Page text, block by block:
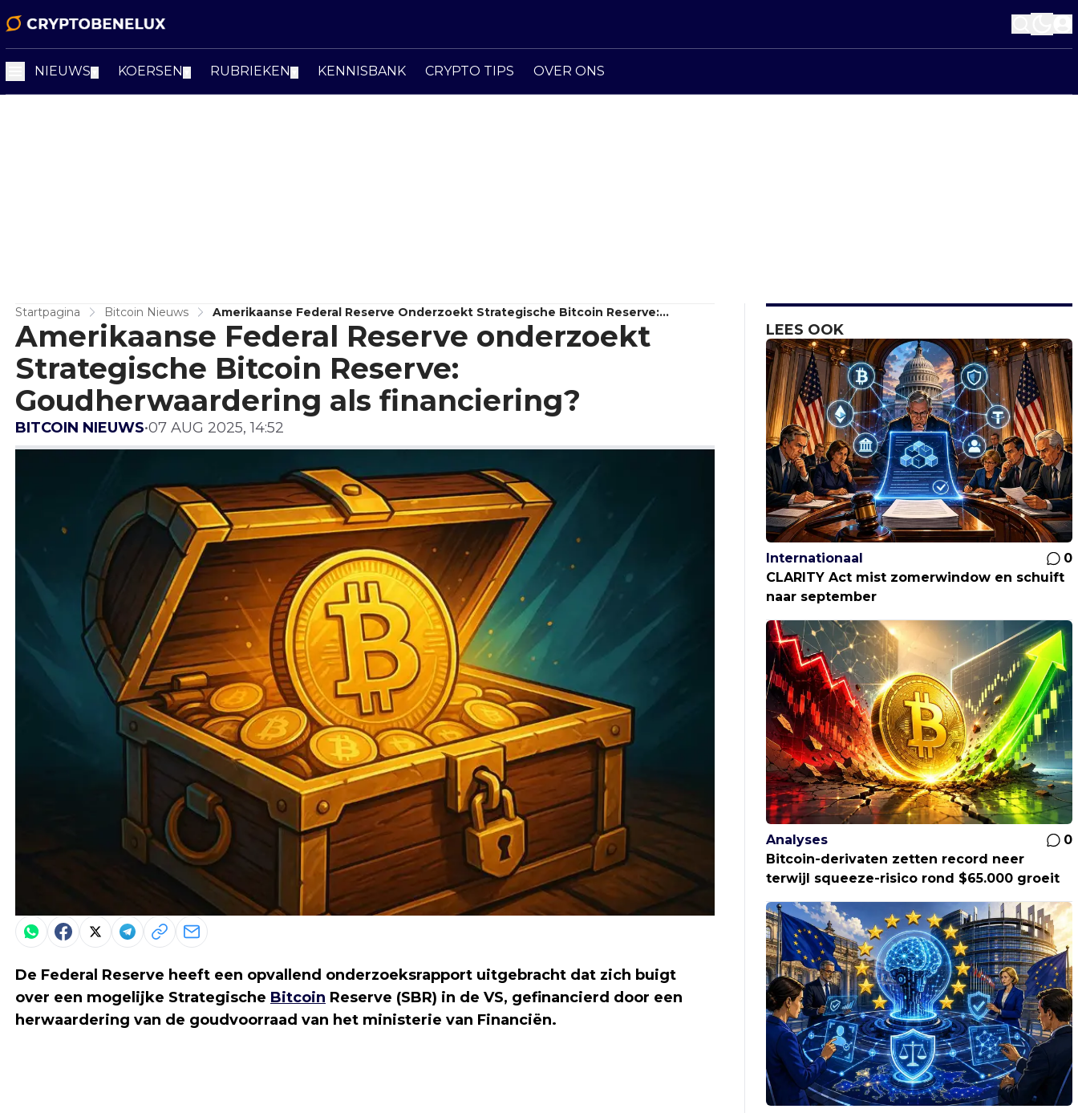
NIEUWS KOERSEN RUBRIEKEN KENNISBANK CRYPTO TIPS OVER ONS
Startpagina Bitcoin Nieuws
Amerikaanse Federal Reserve Onderzoekt Strategische Bitcoin Reserve:
Goudherwaardering Als Financiering?
Amerikaanse Federal Reserve onderzoekt
Strategische Bitcoin Reserve:
Goudherwaardering als financiering?
BITCOIN NIEUWS•07 AUG 2025, 14:52
De Federal Reserve heeft een opvallend onderzoeksrapport uitgebracht dat zich buigt
over een mogelijke Strategische Bitcoin Reserve (SBR) in de VS, gefinancierd door een
herwaardering van de goudvoorraad van het ministerie van Financiën.
LEES OOK
Internationaal
0
CLARITY Act mist zomerwindow en schuift
naar september
Analyses
0
Bitcoin-derivaten zetten record neer
terwijl squeeze-risico rond $65.000 groeit